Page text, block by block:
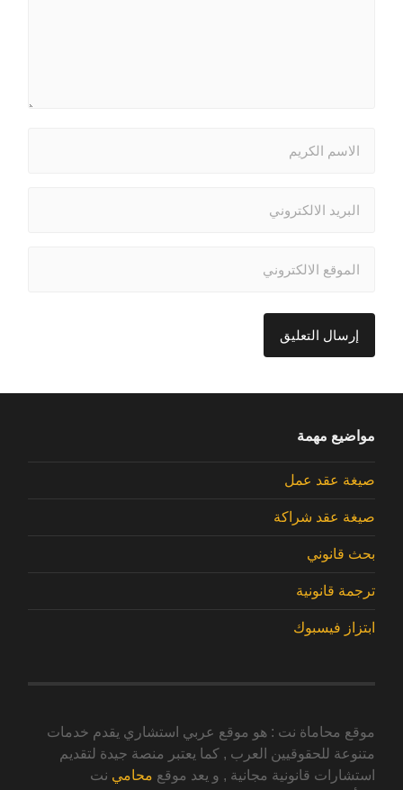
مواضيع مهمة
صيغة عقد عمل
صيغة عقد شراكة
بحث قانوني
ترجمة قانونية
ابتزاز فيسبوك
موقع محاماة نت : هو موقع عربي استشاري يقدم خدمات
متنوعة للحقوقيين العرب , كما يعتبر منصة جيدة لتقديم
استشارات قانونية مجانية , و يعد موقع محامي نت